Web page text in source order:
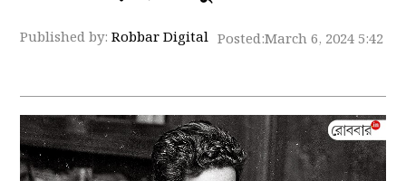
Published by:Robbar Digital Posted:March 6, 2024 5:42